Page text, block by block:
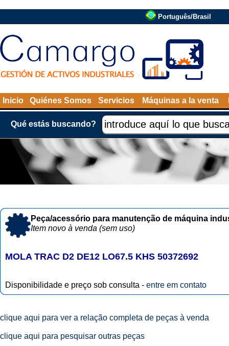
Português/Brasil
Inicio Quiénes Somos Servicios Máquinas a la venta
Qué estás buscando?
Peça/acessório para manutenção de máquina
Item novo à venda (sem uso)
MOLA TRAC D2 DE12 LO67.5 KHS 50372692
Disponibilidade e preço sob consulta - entre em contato
clique aqui para ver a relação completa de peças à venda
clique aqui para pesquisar outras peças